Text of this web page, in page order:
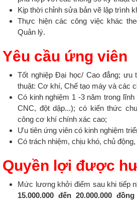
Kịp thời chỉnh sửa bản vẽ lập trình
Thực hiện các công việc khác
Quản lý.
Yêu cầu ứng viên
Tốt nghiệp Đại học/ Cao đẳng; ưu
thuật: Cơ khí, Chế tạo máy và các
Có kinh nghiệm 1 -3 năm trong
CNC, đột dập...); có kiến thức
công cơ khí chính xác cao;
Ưu tiên ứng viên có kinh nghiệm
Có trách nhiệm, chịu khó, chủ
Quyền lợi được
Mức lương khởi điểm sau khi tiếp
15.000.000 đến 20.000.000 đồng